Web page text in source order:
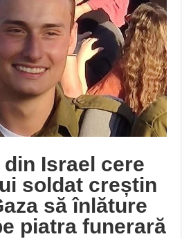
Israel cere
soldat creștin
să înlăture
piatra funerară